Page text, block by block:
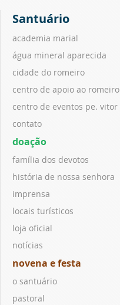
Santuário
academia marial
água mineral aparecida
cidade do romeiro
centro de apoio ao romeiro
centro de eventos pe. vitor
contato
doação
família dos devotos
história de nossa senhora
imprensa
locais turísticos
loja oficial
notícias
novena e festa
o santuário
pastoral